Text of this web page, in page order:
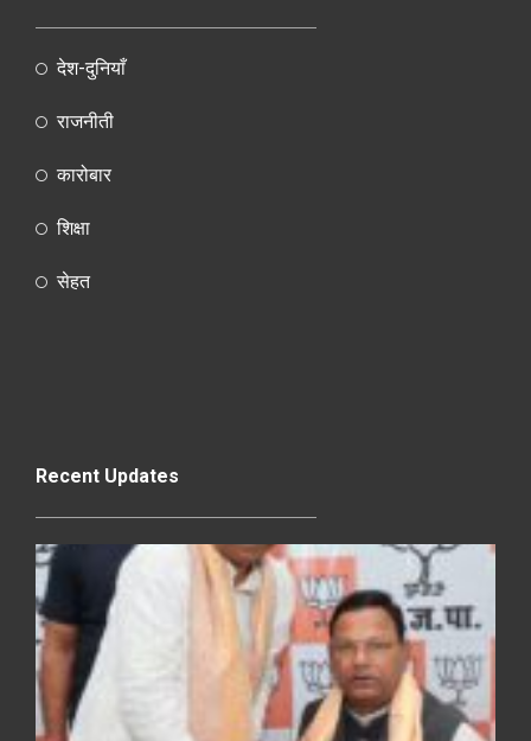
देश-दुनियाँ
राजनीती
कारोबार
शिक्षा
सेहत
Recent Updates